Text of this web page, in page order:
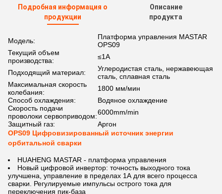
Подробная информация о
продукции
Описание
продукта
Модель:
Платформа управления MASTAR
OPS09
Текущий объем
производства:
≤1А
Подходящий материал:
Углеродистая сталь, нержавеющая
сталь, сплавная сталь
Максимальная скорость
колебания:
1800 мм/мин
Способ охлаждения:
Водяное охлаждение
Скорость подачи
проволоки сервоприводом:6000mm/min
Защитный газ:
Аргон
OPS09 Цифровизированный источник энергии
орбитальной сварки
HUAHENG MASTAR - платформа управления
Новый цифровой инвертор: точность выходного тока
улучшена, управление в пределах 1А для всего процесса
сварки. Регулируемые импульсы острого тока для
переключения пик-база